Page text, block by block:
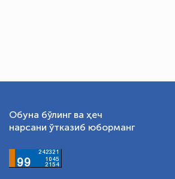
Обуна бўлинг ва ҳеч
нарсани ўтказиб юборманг